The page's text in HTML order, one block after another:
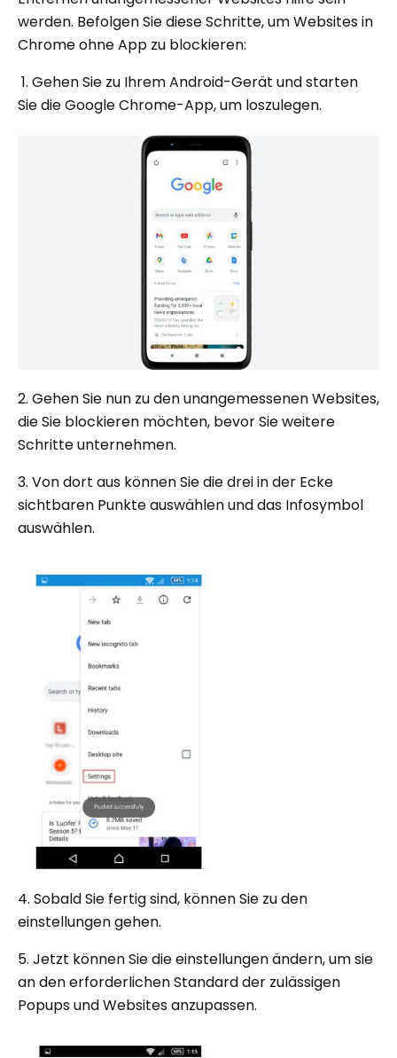
werden. Befolgen Sie diese Schritte, um Websites in
Chrome ohne App zu blockieren:
1. Gehen Sie zu Ihrem Android-Gerät und starten
Sie die Google Chrome-App, um loszulegen.
2. Gehen Sie nun zu den unangemessenen Websites,
die Sie blockieren möchten, bevor Sie weitere
Schritte unternehmen.
3. Von dort aus können Sie die drei in der Ecke
sichtbaren Punkte auswählen und das Infosymbol
auswählen.
4. Sobald Sie fertig sind, können Sie zu den
einstellungen gehen.
5. Jetzt können Sie die einstellungen ändern, um sie
an den erforderlichen Standard der zulässigen
Popups und Websites anzupassen.